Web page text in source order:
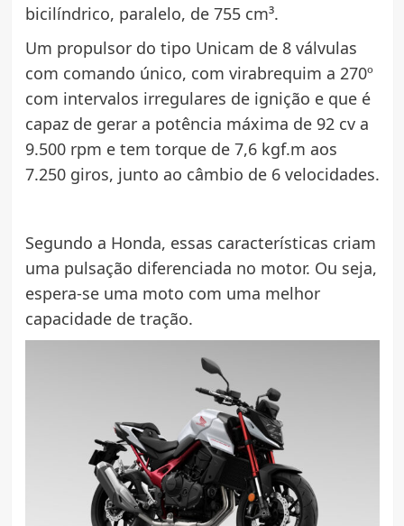
bicilíndrico, paralelo, de 755 cm³.
Um propulsor do tipo Unicam de 8 válvulas
com comando único, com virabrequim a 270º
com intervalos irregulares de ignição e que é
capaz de gerar a potência máxima de 92 cv a
9.500 rpm e tem torque de 7,6 kgf.m aos
7.250 giros, junto ao câmbio de 6 velocidades.
Segundo a Honda, essas características criam
uma pulsação diferenciada no motor. Ou seja,
espera-se uma moto com uma melhor
capacidade de tração.